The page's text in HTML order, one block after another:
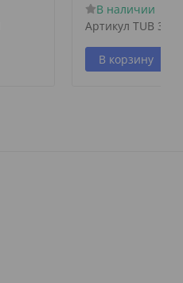
В наличии
Артикул TUB
В корзину